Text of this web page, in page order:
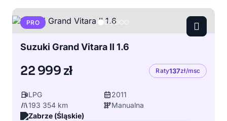
PRO
Suzuki Grand Vitara II 1.6
22 999 zł Raty137zł/msc
LPG
2011
193 354 km
Manualna
Zabrze (Śląskie)